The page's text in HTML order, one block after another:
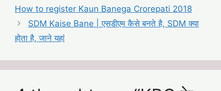
How to register Kaun Banega Crorepati 2018
SDM Kaise Bane | एसडीएम कैसे बनते है, SDM क्या
होता है, जाने यहां